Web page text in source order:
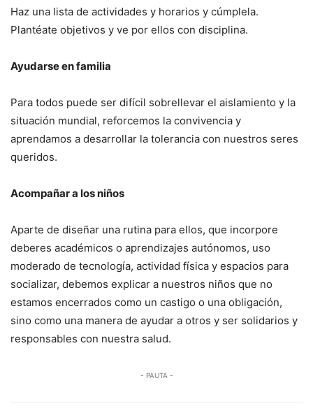
Haz una lista de actividades y horarios y cúmplela.
Plantéate objetivos y ve por ellos con disciplina.
Ayudarse en familia
Para todos puede ser difícil sobrellevar el aislamiento y la
situación mundial, reforcemos la convivencia y
aprendamos a desarrollar la tolerancia con nuestros seres
queridos.
Acompañar a los niños
Aparte de diseñar una rutina para ellos, que incorpore
deberes académicos o aprendizajes autónomos, uso
moderado de tecnología, actividad física y espacios para
socializar, debemos explicar a nuestros niños que no
estamos encerrados como un castigo o una obligación,
sino como una manera de ayudar a otros y ser solidarios y
responsables con nuestra salud.
- PAUTA -